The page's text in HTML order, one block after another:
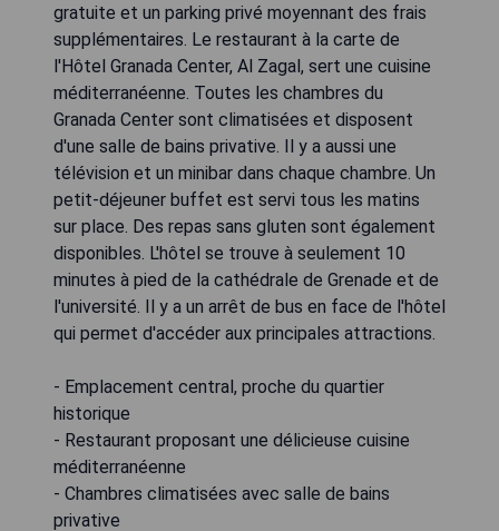
gratuite et un parking privé moyennant des frais
supplémentaires. Le restaurant à la carte de
l'Hôtel Granada Center, Al Zagal, sert une cuisine
méditerranéenne. Toutes les chambres du
Granada Center sont climatisées et disposent
d'une salle de bains privative. Il y a aussi une
télévision et un minibar dans chaque chambre. Un
petit-déjeuner buffet est servi tous les matins
sur place. Des repas sans gluten sont également
disponibles. L'hôtel se trouve à seulement 10
minutes à pied de la cathédrale de Grenade et de
l'université. Il y a un arrêt de bus en face de l'hôtel
qui permet d'accéder aux principales attractions.
- Emplacement central, proche du quartier
historique
- Restaurant proposant une délicieuse cuisine
méditerranéenne
- Chambres climatisées avec salle de bains
privative